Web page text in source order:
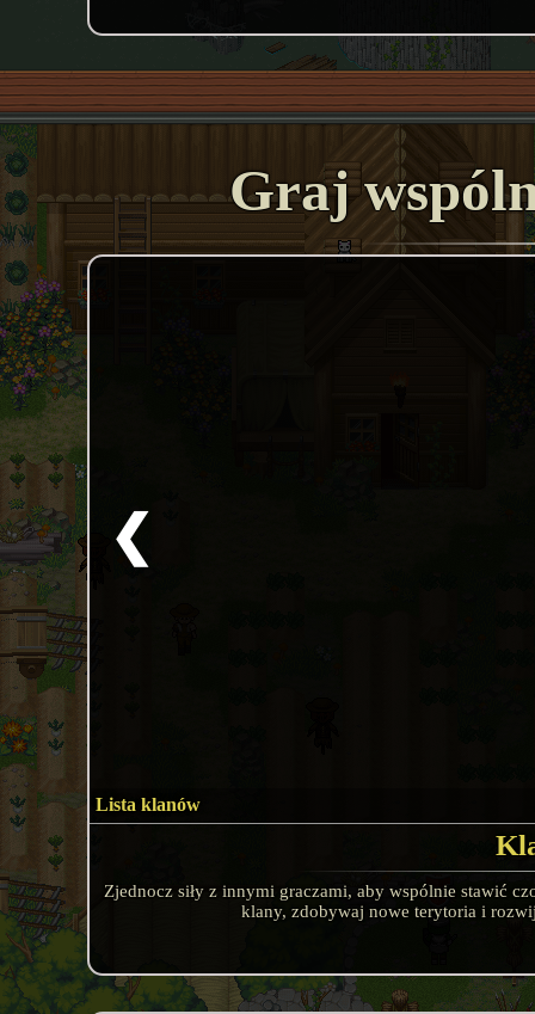
Graj
Lista klanów
❮
Zjednocz siły z innymi graczami, aby wspólnie stawić
klany, zdobywaj nowe terytoria i